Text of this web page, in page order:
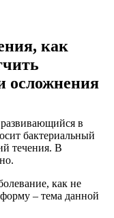
как
осложнения
в
бактериальный
течения. В
как не
– тема данной